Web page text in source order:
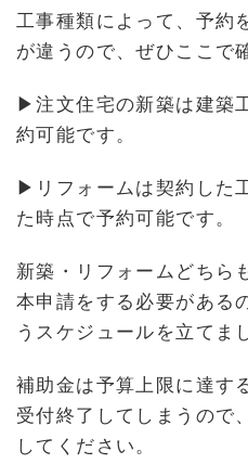
工事種類によって、予約
が違うので、ぜひここで
▶注文住宅の新築は建築
約可能です。
▶リフォームは契約した
た時点で予約可能です。
新築・リフォームどちら
本申請をする必要がある
うスケジュールを立てま
補助金は予算上限に達す
受付終了してしまうので
してください。